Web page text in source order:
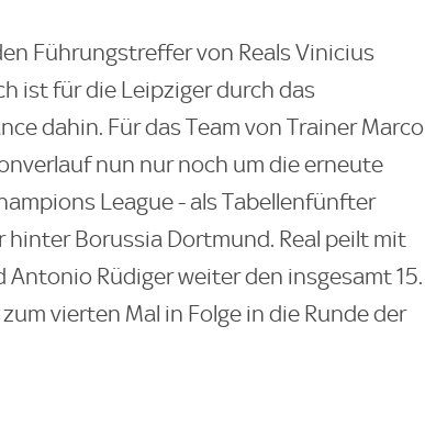
Führungstreffer von Reals Vinicius
ist für die Leipziger durch das
dahin. Für das Team von Trainer Marco
nun nur noch um die erneute
League - als Tabellenfünfter
hinter Borussia Dortmund. Real peilt mit
Rüdiger weiter den insgesamt 15.
vierten Mal in Folge in die Runde der